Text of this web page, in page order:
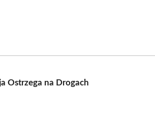
Ostrzega na Drogach